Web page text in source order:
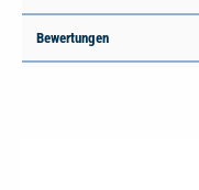
Bewertungen